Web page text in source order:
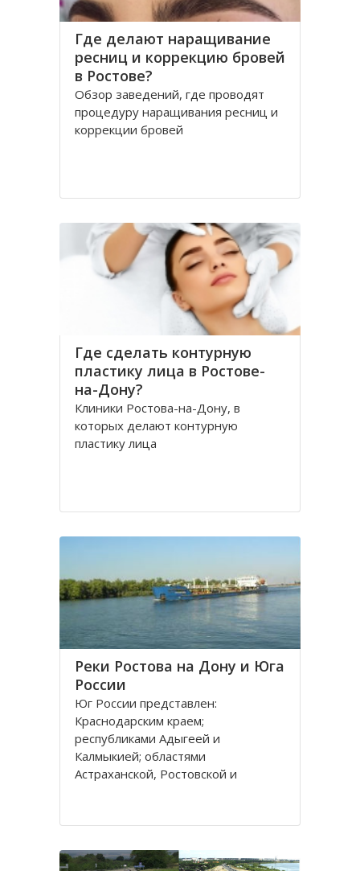
Где делают наращивание
ресниц и коррекцию бровей
в Ростове?
Обзор заведений, где проводят
процедуру наращивания ресниц и
коррекции бровей
Где сделать контурную
пластику лица в Ростове-
на-Дону?
Клиники Ростова-на-Дону, в
которых делают контурную
пластику лица
Реки Ростова на Дону и Юга
России
Юг России представлен:
Краснодарским краем;
республиками Адыгеей и
Калмыкией; областями
Астраханской, Ростовской и
Дону.
Густой речной сетью покрыта